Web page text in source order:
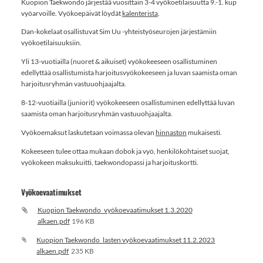
Kuopion Taekwondo järjestää vuosittain 3-4 vyökoetilaisuutta 9.-1. kup
vyöarvoille. Vyökoepäivät löydät kalenterista.
Dan-kokelaat osallistuvat Sim Uu -yhteistyöseurojen järjestämiin
vyökoetilaisuuksiin.
Yli 13-vuotiailla (nuoret & aikuiset) vyökokeeseen osallistuminen
edellyttää osallistumista harjoitusvyökokeeseen ja luvan saamista oman
harjoitusryhmän vastuuohjaajalta.
8-12-vuotiailla (juniorit) vyökokeeseen osallistuminen edellyttää luvan
saamista oman harjoitusryhmän vastuuohjaajalta.
Vyökoemaksut laskutetaan voimassa olevan hinnaston mukaisesti.
Kokeeseen tulee ottaa mukaan dobok ja vyö, henkilökohtaiset suojat,
vyökokeen maksukuitti, taekwondopassi ja harjoituskortti.
Vyökoevaatimukset
Kuopion Taekwondo_vyökoevaatimukset 1.3.2020
alkaen.pdf 196 KB
Kuopion Taekwondo_lasten vyökoevaatimukset 11.2.2023
alkaen.pdf 235 KB